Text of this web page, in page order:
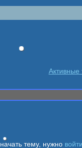
Активные
тему, нужно войти